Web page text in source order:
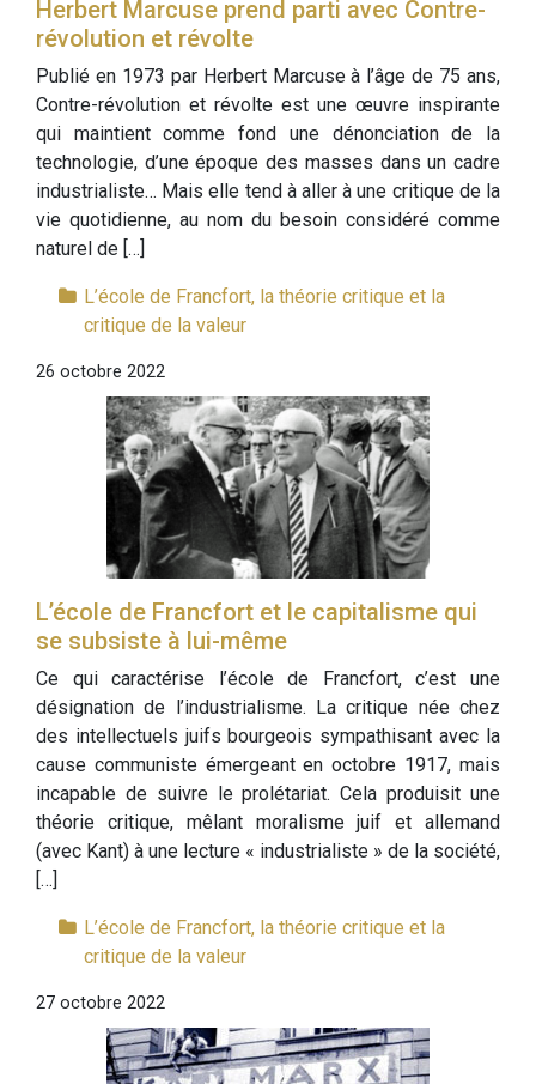
Herbert Marcuse prend parti avec Contre-
révolution et révolte
Publié en 1973 par Herbert Marcuse à l’âge de 75 ans,
Contre-révolution et révolte est une œuvre inspirante
qui maintient comme fond une dénonciation de la
technologie, d’une époque des masses dans un cadre
industrialiste… Mais elle tend à aller à une critique de la
vie quotidienne, au nom du besoin considéré comme
naturel de […]
L’école de Francfort, la théorie critique et la
critique de la valeur
26 octobre 2022
L’école de Francfort et le capitalisme qui
se subsiste à lui-même
Ce qui caractérise l’école de Francfort, c’est une
désignation de l’industrialisme. La critique née chez
des intellectuels juifs bourgeois sympathisant avec la
cause communiste émergeant en octobre 1917, mais
incapable de suivre le prolétariat. Cela produisit une
théorie critique, mêlant moralisme juif et allemand
(avec Kant) à une lecture « industrialiste » de la société,
[…]
L’école de Francfort, la théorie critique et la
critique de la valeur
27 octobre 2022